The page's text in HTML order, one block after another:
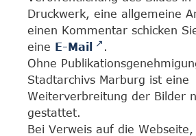
Druckwerk, eine allgemeine
einen Kommentar schicken
eine E-Mail
.
Ohne
Stadtarchivs Marburg ist eine
Weiterverbreitung der Bilder
gestattet.
Bei Verweis auf die Webseite,